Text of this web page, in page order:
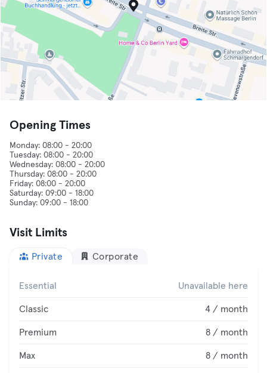
Opening Times
Monday: 08:00 - 20:00
Tuesday: 08:00 - 20:00
Wednesday: 08:00 - 20:00
Thursday: 08:00 - 20:00
Friday: 08:00 - 20:00
Saturday: 09:00 - 18:00
Visit Limits
Private Corporate
Essential Unavailable here
Classic 4 / month
Premium 8 / month
Max 8 / month